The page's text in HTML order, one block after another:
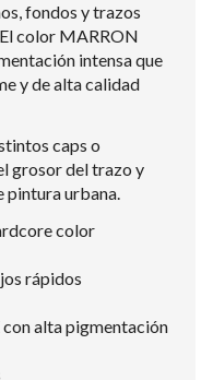
fondos y trazos
color MARRON
intensa que
y de alta calidad
caps o
grosor del trazo y
pintura urbana.
color
rápidos
alta pigmentación